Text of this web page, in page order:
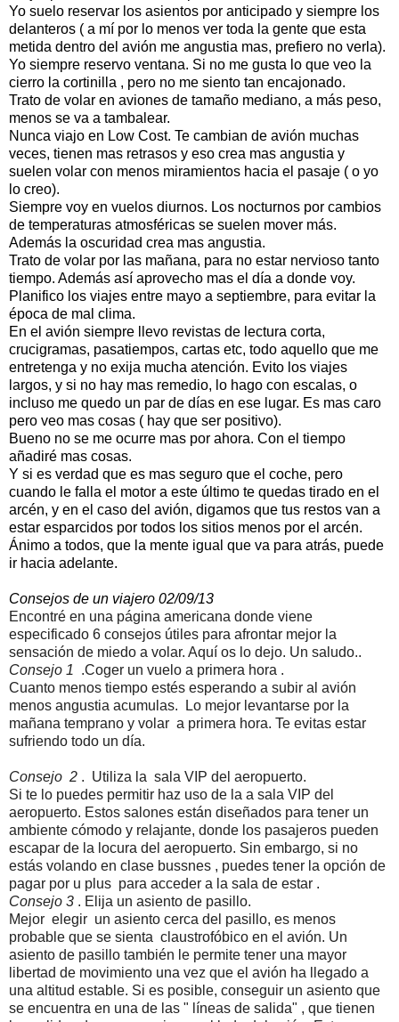
Yo suelo reservar los asientos por anticipado y siempre los
delanteros ( a mí por lo menos ver toda la gente que esta
metida dentro del avión me angustia mas, prefiero no verla).
Yo siempre reservo ventana. Si no me gusta lo que veo la
cierro la cortinilla , pero no me siento tan encajonado.
Trato de volar en aviones de tamaño mediano, a más peso,
menos se va a tambalear.
Nunca viajo en Low Cost. Te cambian de avión muchas
veces, tienen mas retrasos y eso crea mas angustia y
suelen volar con menos miramientos hacia el pasaje ( o yo
lo creo).
Siempre voy en vuelos diurnos. Los nocturnos por cambios
de temperaturas atmosféricas se suelen mover más.
Además la oscuridad crea mas angustia.
Trato de volar por las mañana, para no estar nervioso tanto
tiempo. Además así aprovecho mas el día a donde voy.
Planifico los viajes entre mayo a septiembre, para evitar la
época de mal clima.
En el avión siempre llevo revistas de lectura corta,
crucigramas, pasatiempos, cartas etc, todo aquello que me
entretenga y no exija mucha atención. Evito los viajes
largos, y si no hay mas remedio, lo hago con escalas, o
incluso me quedo un par de días en ese lugar. Es mas caro
pero veo mas cosas ( hay que ser positivo).
Bueno no se me ocurre mas por ahora. Con el tiempo
añadiré mas cosas.
Y si es verdad que es mas seguro que el coche, pero
cuando le falla el motor a este último te quedas tirado en el
arcén, y en el caso del avión, digamos que tus restos van a
estar esparcidos por todos los sitios menos por el arcén.
Ánimo a todos, que la mente igual que va para atrás, puede
ir hacia adelante.
Consejos de un viajero 02/09/13
Encontré en una página americana donde viene
especificado 6 consejos útiles para afrontar mejor la
sensación de miedo a volar. Aquí os lo dejo. Un saludo..
Consejo 1 .Coger un vuelo a primera hora .
Cuanto menos tiempo estés esperando a subir al avión
menos angustia acumulas. Lo mejor levantarse por la
mañana temprano y volar a primera hora. Te evitas estar
sufriendo todo un día.
Consejo 2 . Utiliza la sala VIP del aeropuerto.
Si te lo puedes permitir haz uso de la a sala VIP del
aeropuerto. Estos salones están diseñados para tener un
ambiente cómodo y relajante, donde los pasajeros pueden
escapar de la locura del aeropuerto. Sin embargo, si no
estás volando en clase bussnes , puedes tener la opción de
pagar por u plus para acceder a la sala de estar .
Consejo 3 . Elija un asiento de pasillo.
Mejor elegir un asiento cerca del pasillo, es menos
probable que se sienta claustrofóbico en el avión. Un
asiento de pasillo también le permite tener una mayor
libertad de movimiento una vez que el avión ha llegado a
una altitud estable. Si es posible, conseguir un asiento que
se encuentra en una de las " líneas de salida" , que tienen